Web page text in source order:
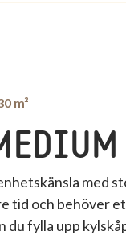
m²
med
tid och behöver
fylla upp